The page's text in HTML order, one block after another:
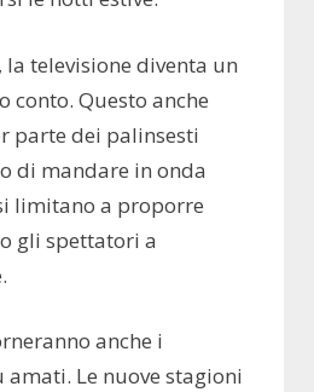
la televisione diventa un
conto. Questo anche
parte dei palinsesti
di mandare in onda
limitano a proporre
gli spettatori a
anche i
Le nuove stagioni